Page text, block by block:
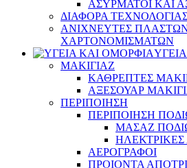
ΑΣΥΡΜΑΤΟΙ ΚΑΙ
ΔΙΑΦΟΡΑ
ΑΝΙΧΝΕΥΤΕΣ
ΧΑΡΤΟΝΟΜΙΣΜΑΤΩΝ
ΜΑΚΙΓΙΑΖ
ΚΑΘΡΕΠΤΕΣ
ΑΞΕΣΟΥΑΡ
ΠΕΡΙΠΟΙΗΣΗ
ΠΕΡΙΠΟΙΗΣΗ
ΜΑΣΑΖ
ΑΕΡΟΓΡΑΦΟΙ
ΠΡΟΙΟΝΤΑ